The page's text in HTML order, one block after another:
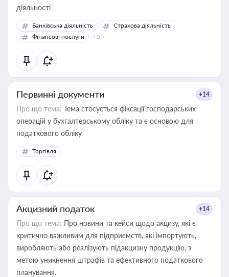
діяльності
Банківська діяльність
Страхова діяльність
Фінансові послуги
+5
Первинні документи +14
Про що тема: Тема стосується фіксації господарських
операцій у бухгалтерському обліку та є основою для
податкового обліку
Торгівля
Акцизний податок +14
Про що тема: Про новини та кейси щодо акцизу, які є
критично важливим для підприємств, які імпортують,
виробляють або реалізують підакцизну продукцію, з
метою уникнення штрафів та ефективного податкового
планування.